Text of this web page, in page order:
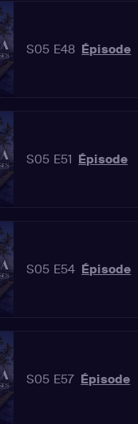
S05 E48 Épisode
S05 E51 Épisode
S05 E54 Épisode
S05 E57 Épisode